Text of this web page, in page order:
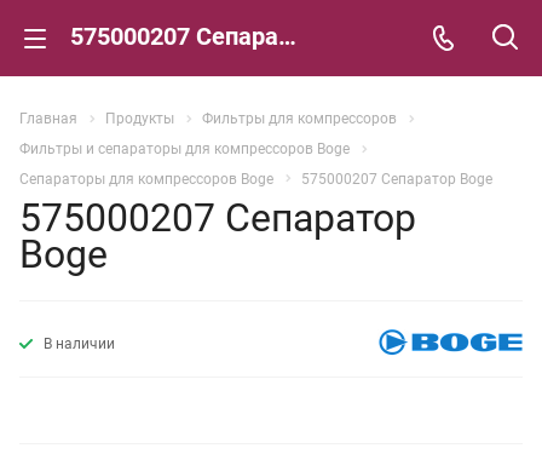
575000207 Сепаратор Boge
Главная Продукты
Фильтры для компрессоров
Фильтры и сепараторы для компрессоров Boge
Сепараторы для компрессоров Boge
575000207 Сепаратор Boge
575000207 Сепаратор
Boge
В наличии